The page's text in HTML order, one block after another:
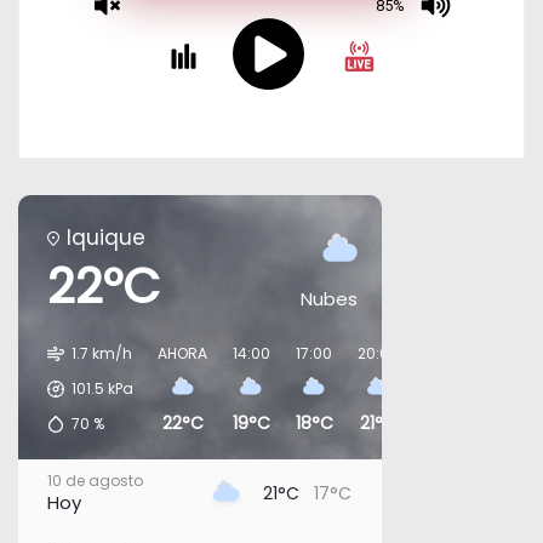
Iquique
22°C Nubes
1.7 km/h
101.5 kPa
70 %
AHORA
22°C
14:00
19°C
17:00
18°C
20:00
21°C
10 de agosto
Hoy 21°C 17°C